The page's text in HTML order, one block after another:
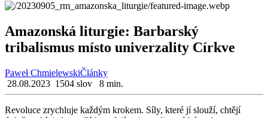
Amazonská liturgie: Barbarský
tribalismus místo univerzality Církve
Paweł ChmielewskiČlánky
28.08.2023 1504 slov 8 min.
Re­vo­lu­ce zrych­lu­je kaž­dým kro­kem. Síly, které jí slou­ží, chtě­jí